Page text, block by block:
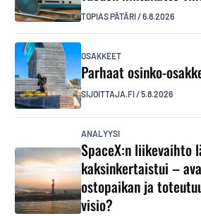
TOPIAS PÄTÄRI/6.8.2026
OSAKKEET
Parhaat osinko-
SIJOITTAJA.FI/5.8.2026
ANALYYSI
SpaceX:n liikevaihto
kaksinkertaistui –
ostopaikan ja
visio?